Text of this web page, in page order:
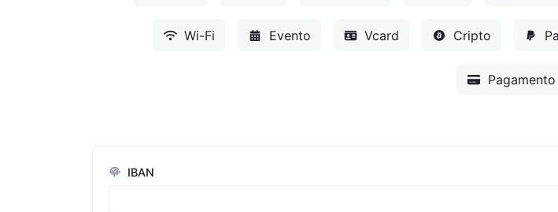
Wi-Fi Evento Vcard Cripto
Pagamento
IBAN